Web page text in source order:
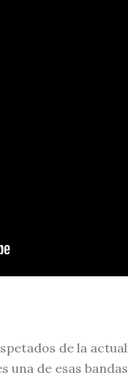
de la
una de esas